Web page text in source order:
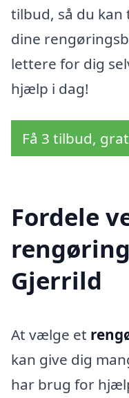
tilbud, så du
dine
lettere for dig
hjælp i dag!
Få 3 tilbud,
Fordele
Gjerrild
At vælge et
kan give dig
har brug for